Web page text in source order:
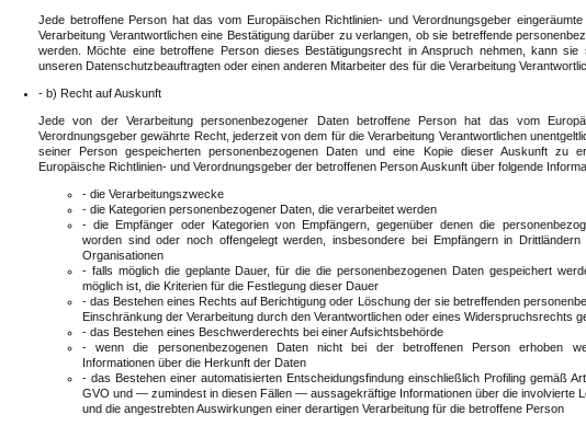
Jede betroffene Person hat das vom Europäischen Richtlinien- und Verordnungsgeber
Verarbeitung Verantwortlichen eine Bestätigung darüber zu verlangen, ob sie betreffende
werden. Möchte eine betroffene Person dieses Bestätigungsrecht in Anspruch nehmen, kann
unseren Datenschutzbeauftragten oder einen anderen Mitarbeiter des für die Verarbeitung
- b) Recht auf Auskunft
Jede von der Verarbeitung personenbezogener Daten betroffene Person hat das vom
Verordnungsgeber gewährte Recht, jederzeit von dem für die Verarbeitung Verantwortlichen
seiner Person gespeicherten personenbezogenen Daten und eine Kopie dieser Auskunft zu
Europäische Richtlinien- und Verordnungsgeber der betroffenen Person Auskunft über folgende
- die Verarbeitungszwecke
- die Kategorien personenbezogener Daten, die verarbeitet werden
- die Empfänger oder Kategorien von Empfängern, gegenüber denen die
worden sind oder noch offengelegt werden, insbesondere bei Empfängern in Drittländern
Organisationen
- falls möglich die geplante Dauer, für die die personenbezogenen Daten gespeichert
möglich ist, die Kriterien für die Festlegung dieser Dauer
- das Bestehen eines Rechts auf Berichtigung oder Löschung der sie betreffenden
Einschränkung der Verarbeitung durch den Verantwortlichen oder eines Widerspruchsrechts
- das Bestehen eines Beschwerderechts bei einer Aufsichtsbehörde
- wenn die personenbezogenen Daten nicht bei der betroffenen Person erhoben
Informationen über die Herkunft der Daten
- das Bestehen einer automatisierten Entscheidungsfindung einschließlich Profiling gemäß
GVO und — zumindest in diesen Fällen — aussagekräftige Informationen über die involvierte
und die angestrebten Auswirkungen einer derartigen Verarbeitung für die betroffene Person